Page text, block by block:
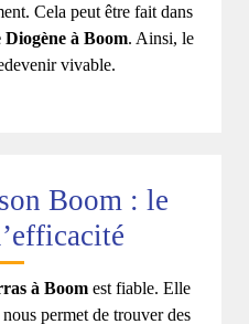
Cela peut être fait dans
à Boom. Ainsi, le
vivable.
Boom : le
à Boom est fiable. Elle
permet de trouver des